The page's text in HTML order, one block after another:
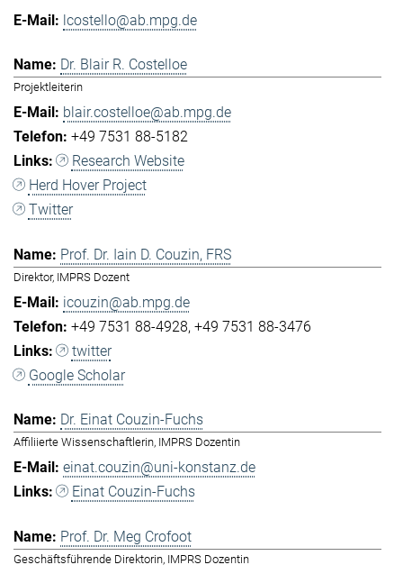
lcostello@ab.mpg.de
Dr. Blair R. Costelloe
Projektleiterin
blair.costelloe@ab.mpg.de
+49 7531 88-5182
Research Website
Herd Hover Project
Twitter
Prof. Dr. Iain D. Couzin, FRS
Direktor, IMPRS Dozent
icouzin@ab.mpg.de
+49 7531 88-4928 +49 7531 88-3476
twitter
Google Scholar
Dr. Einat Couzin-Fuchs
Affiliierte Wissenschaftlerin, IMPRS Dozentin
einat.couzin@uni-konstanz.de
Einat Couzin-Fuchs
Prof. Dr. Meg Crofoot
Geschäftsführende Direktorin, IMPRS Dozentin